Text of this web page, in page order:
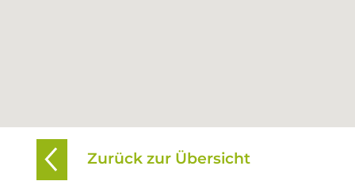
Zurück zur Übersicht